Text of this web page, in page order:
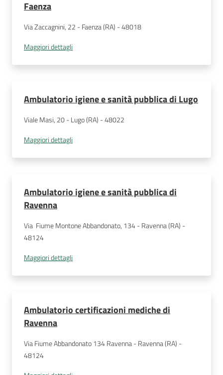
Faenza
Via Zaccagnini, 22 - Faenza (RA) - 48018
Maggiori dettagli
Ambulatorio igiene e sanità pubblica di Lugo
Viale Masi, 20 - Lugo (RA) - 48022
Maggiori dettagli
Ambulatorio igiene e sanità pubblica di
Ravenna
Via  Fiume Montone Abbandonato, 134 - Ravenna (RA) -
48124
Maggiori dettagli
Ambulatorio certificazioni mediche di
Ravenna
Via Fiume Abbandonato 134 Ravenna - Ravenna (RA) -
48124